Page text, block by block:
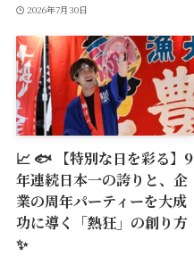
2026年7月30日
📈 🐟 【特別な日を彩る】9
年連続日本一の誇りと、企
業の周年パーティーを大成
功に導く「熱狂」の創り方
✨